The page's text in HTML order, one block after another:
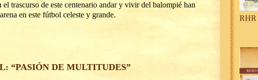
el trascurso de este centenario andar y vivir del balompié han
en este fútbol celeste y grande.
“PASIÓN DE MULTITUDES”
RHR